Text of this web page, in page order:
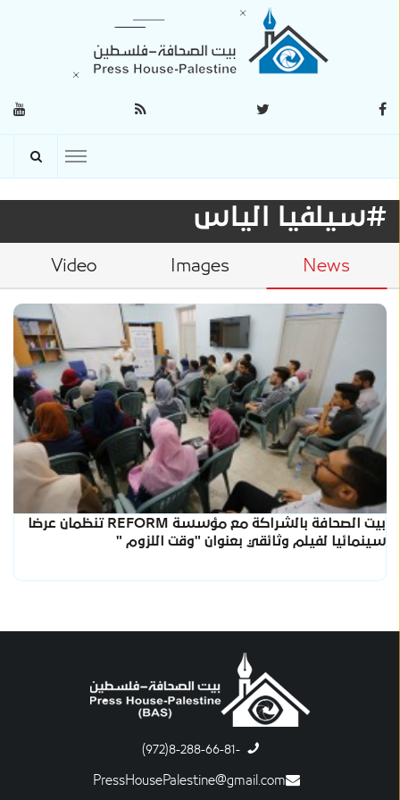
#سيلفيا الياس
News
Images
Video
بيت الصحافة بالشراكة مع مؤسسة REFORM تنظمان عرضا
سينمائيا لفيلم وثائقي بعنوان "وقت اللزوم "
-8-288-66-81(972)
PressHousePalestine@gmail.com